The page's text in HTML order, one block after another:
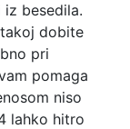
besedila.
dobite
pri
pomaga
niso
lahko hitro